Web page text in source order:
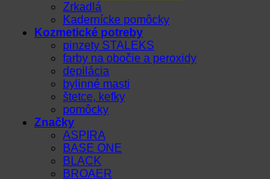
Zrkadlá
Kadernícke pomôcky
Kozmetické potreby
pinzety STALEKS
farby na obočie a peroxidy
depilácia
bylinné masti
štetce, kefky
pomôcky
Značky
ASPIRA
BASE ONE
BLACK
BROAER